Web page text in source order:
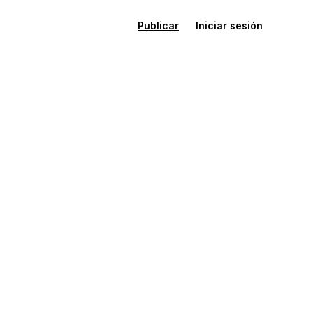
Publicar Iniciar sesión